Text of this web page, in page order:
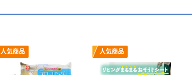
人気商品 人気商品